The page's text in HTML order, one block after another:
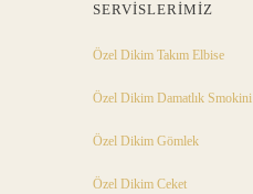
SERVISLERIMIZ
Özel Dikim Takım Elbise
Özel Dikim Damatlık Smokini
Özel Dikim Gömlek
Özel Dikim Ceket